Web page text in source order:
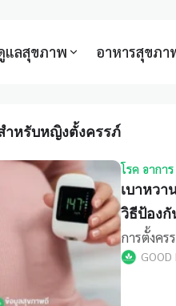
แลสุขภาพ อาหารสุขภา
ำหรับหญิงตั้งครรภ์
โรค อากา
เบาหว
วิธีป้องกั
การตั้งคร
GOOD